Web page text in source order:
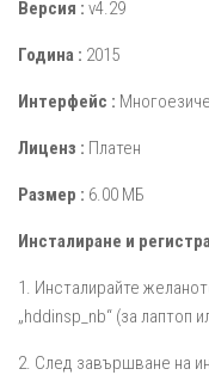
Версия : v4.29
Година : 2015
Интерфейс :
Лиценз : Платен
Размер : 6.00 МБ
Инсталиране и
1. Инсталирайте
„hddinsp_nb“ (за лаптоп
2. След завършване на